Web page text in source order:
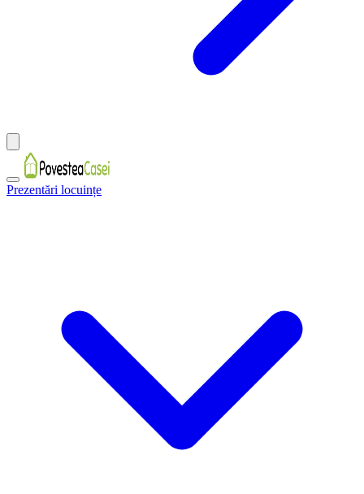
Prezentări locuințe